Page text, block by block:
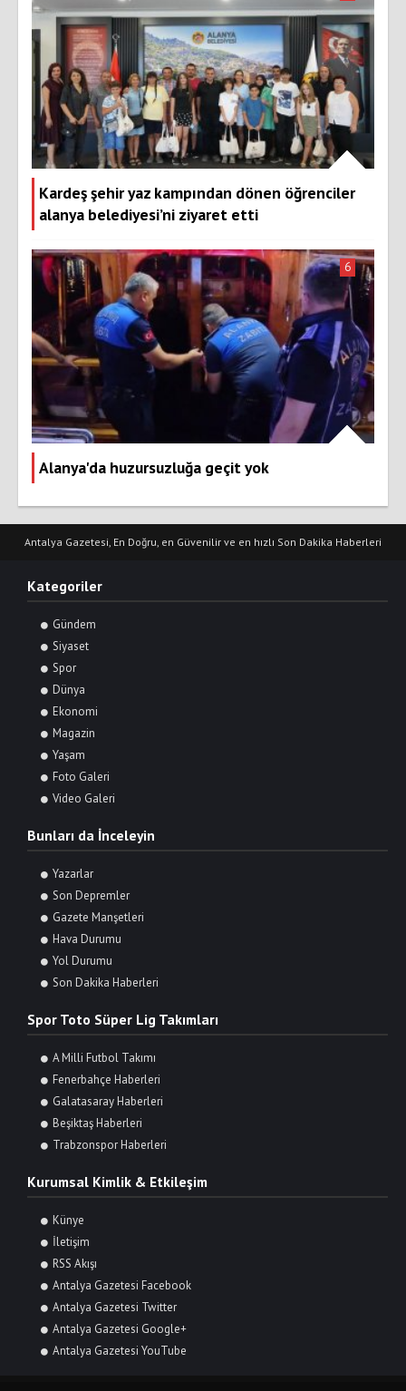
Kardeş şehir yaz kampından dönen öğrenciler
alanya belediyesi’ni ziyaret etti
Alanya'da huzursuzluğa geçit yok
6
Antalya Gazetesi, En Doğru, en Güvenilir ve en hızlı Son Dakika Haberleri
Kategoriler
Gündem
Siyaset
Spor
Dünya
Ekonomi
Magazin
Yaşam
Foto Galeri
Video Galeri
Bunları da İnceleyin
Yazarlar
Son Depremler
Gazete Manşetleri
Hava Durumu
Yol Durumu
Son Dakika Haberleri
Spor Toto Süper Lig Takımları
A Milli Futbol Takımı
Fenerbahçe Haberleri
Galatasaray Haberleri
Beşiktaş Haberleri
Trabzonspor Haberleri
Kurumsal Kimlik & Etkileşim
Künye
İletişim
RSS Akışı
Antalya Gazetesi Facebook
Antalya Gazetesi Twitter
Antalya Gazetesi Google+
Antalya Gazetesi YouTube